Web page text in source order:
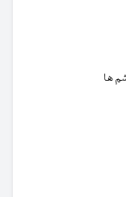
ها